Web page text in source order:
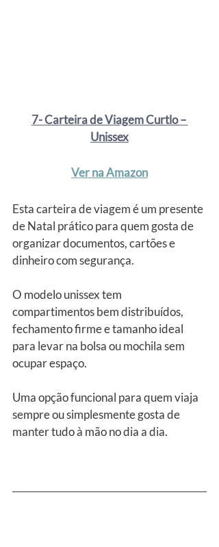
7- Carteira de Viagem Curtlo –
Unissex
Ver na Amazon
Esta carteira de viagem é um presente
de Natal prático para quem gosta de
organizar documentos, cartões e
dinheiro com segurança.
O modelo unissex tem
compartimentos bem distribuídos,
fechamento firme e tamanho ideal
para levar na bolsa ou mochila sem
ocupar espaço.
Uma opção funcional para quem viaja
sempre ou simplesmente gosta de
manter tudo à mão no dia a dia.